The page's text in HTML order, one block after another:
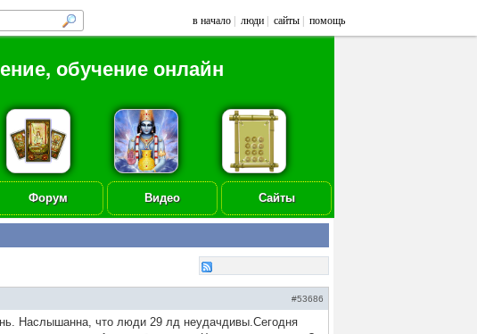
в начало люди сайты помощь
обучение онлайн
Форум Видео Сайты
#53686
Наслышанна, что люди 29 лд неудачдивы.Сегодня